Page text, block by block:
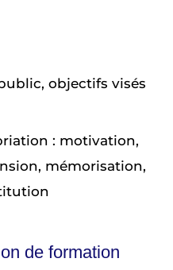
objectifs visés
: motivation,
mémorisation,
de formation